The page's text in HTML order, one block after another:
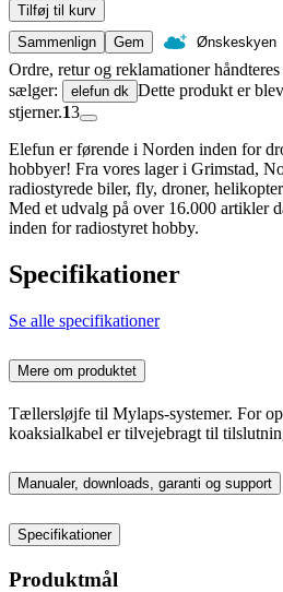
Tilføj til kurv
Sammenlign
Gem Ønskeskyen
Ordre, retur og reklamationer
sælger:
elefun dk Dette produkt er
stjerner.13
Elefun er førende i Norden inden for
hobbyer! Fra vores lager i Grimstad,
radiostyrede biler, fly, droner,
Med et udvalg på over 16.000 artikler
inden for radiostyret hobby.
Specifikationer
Se alle specifikationer
Mere om produktet
Tællersløjfe til Mylaps-systemer. For
koaksialkabel er tilvejebragt til
Manualer, downloads, garanti og support
Specifikationer
Produktmål